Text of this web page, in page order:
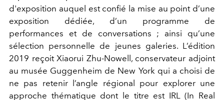
d'exposition auquel est confié la mise au point d’une
exposition dédiée, d’un programme de
performances et de conversations ; ainsi qu’une
sélection personnelle de jeunes galeries. L’édition
2019 reçoit Xiaorui Zhu-Nowell, conservateur adjoint
au musée Guggenheim de New York qui a choisi de
ne pas retenir l’angle régional pour explorer une
approche thématique dont le titre est IRL (In Real